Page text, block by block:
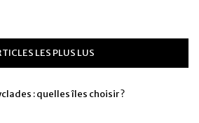
LES PLUS LUS
: quelles îles choisir ?